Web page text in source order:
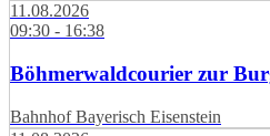
11.08.2026
09:30 - 16:38
Böhmerwaldcourier zur
Bahnhof Bayerisch Eisenstein